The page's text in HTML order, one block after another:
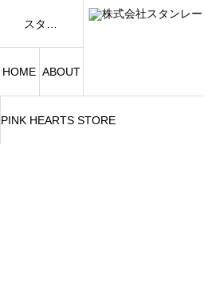
HOME ABOUT
PINK HEARTS STORE